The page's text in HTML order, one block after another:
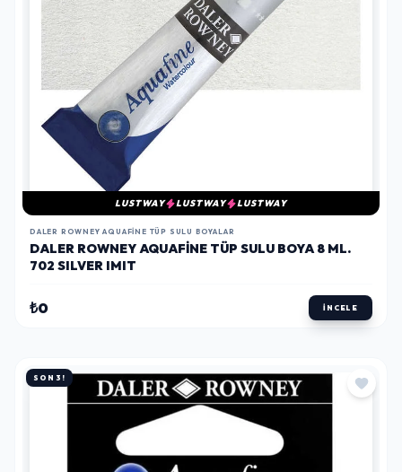
LUSTWAY LUSTWAY LUSTWAY
DALER ROWNEY AQUAFINE TÜP SULU BOYALAR
DALER ROWNEY AQUAFINE TÜP SULU BOYA 8 ML.
702 SILVER IMIT
₺0 İNCELE
SON 3!